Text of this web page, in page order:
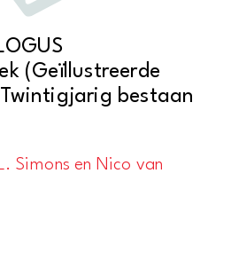
(Geïllustreerde
bestaan
Simons en Nico van